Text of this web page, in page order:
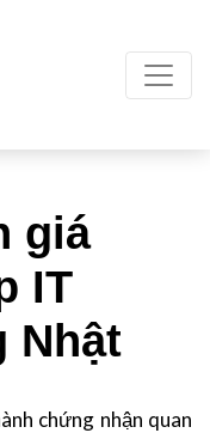
giá
IT
Nhật
chứng nhận quan